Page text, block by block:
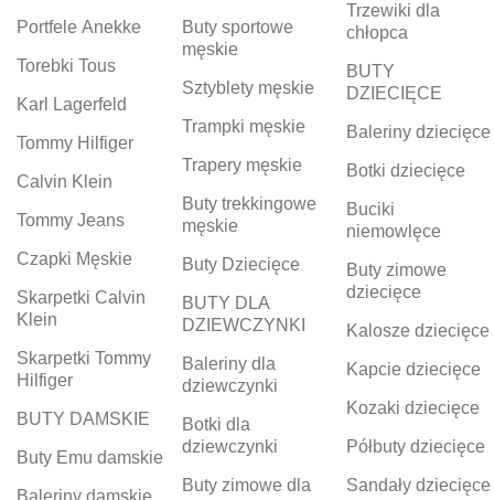
Portfele Anekke
Torebki Tous
Karl Lagerfeld
Tommy Hilfiger
Calvin Klein
Tommy Jeans
Czapki Męskie
Skarpetki Calvin
Klein
Skarpetki Tommy
Hilfiger
BUTY DAMSKIE
Buty Emu damskie
Baleriny damskie
Buty sportowe
męskie
Sztyblety męskie
Trampki męskie
Trapery męskie
Buty trekkingowe
męskie
Buty Dziecięce
BUTY DLA
DZIEWCZYNKI
Baleriny dla
dziewczynki
Botki dla
dziewczynki
Buty zimowe dla
Trzewiki dla
chłopca
BUTY
DZIECIĘCE
Baleriny dziecięce
Botki dziecięce
Buciki
niemowlęce
Buty zimowe
dziecięce
Kalosze dziecięce
Kapcie dziecięce
Kozaki dziecięce
Półbuty dziecięce
Sandały dziecięce